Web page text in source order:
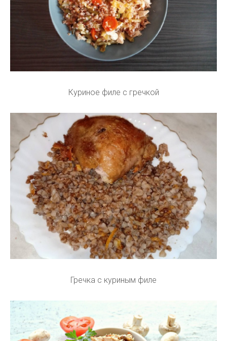
Куриное филе с гречкой
Гречка с куриным филе